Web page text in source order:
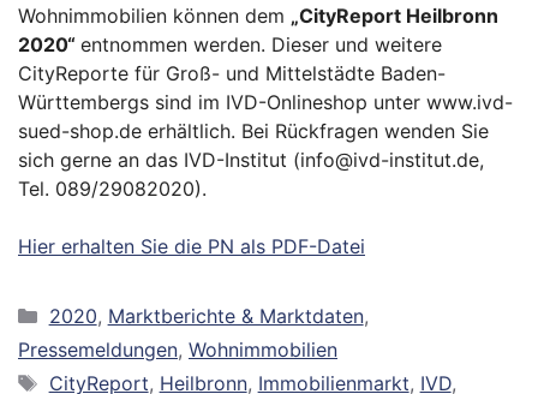
Wohnimmobilien können dem „CityReport Heilbronn
2020“ entnommen werden. Dieser und weitere
CityReporte für Groß- und Mittelstädte Baden-
Württembergs sind im IVD-Onlineshop unter www.ivd-
sued-shop.de erhältlich. Bei Rückfragen wenden Sie
sich gerne an das IVD-Institut (info@ivd-institut.de,
Tel. 089/29082020).
Hier erhalten Sie die PN als PDF-Datei
Kategorien
2020, Marktberichte & Marktdaten,
Pressemeldungen, Wohnimmobilien
Schlagwörter
CityReport, Heilbronn, Immobilienmarkt, IVD,